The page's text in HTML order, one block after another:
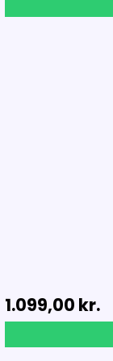
1.099,00 kr.